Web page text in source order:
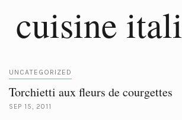
cuisine
UNCATEGORIZED
Torchietti aux fleurs de courgettes
SEP 15, 2011